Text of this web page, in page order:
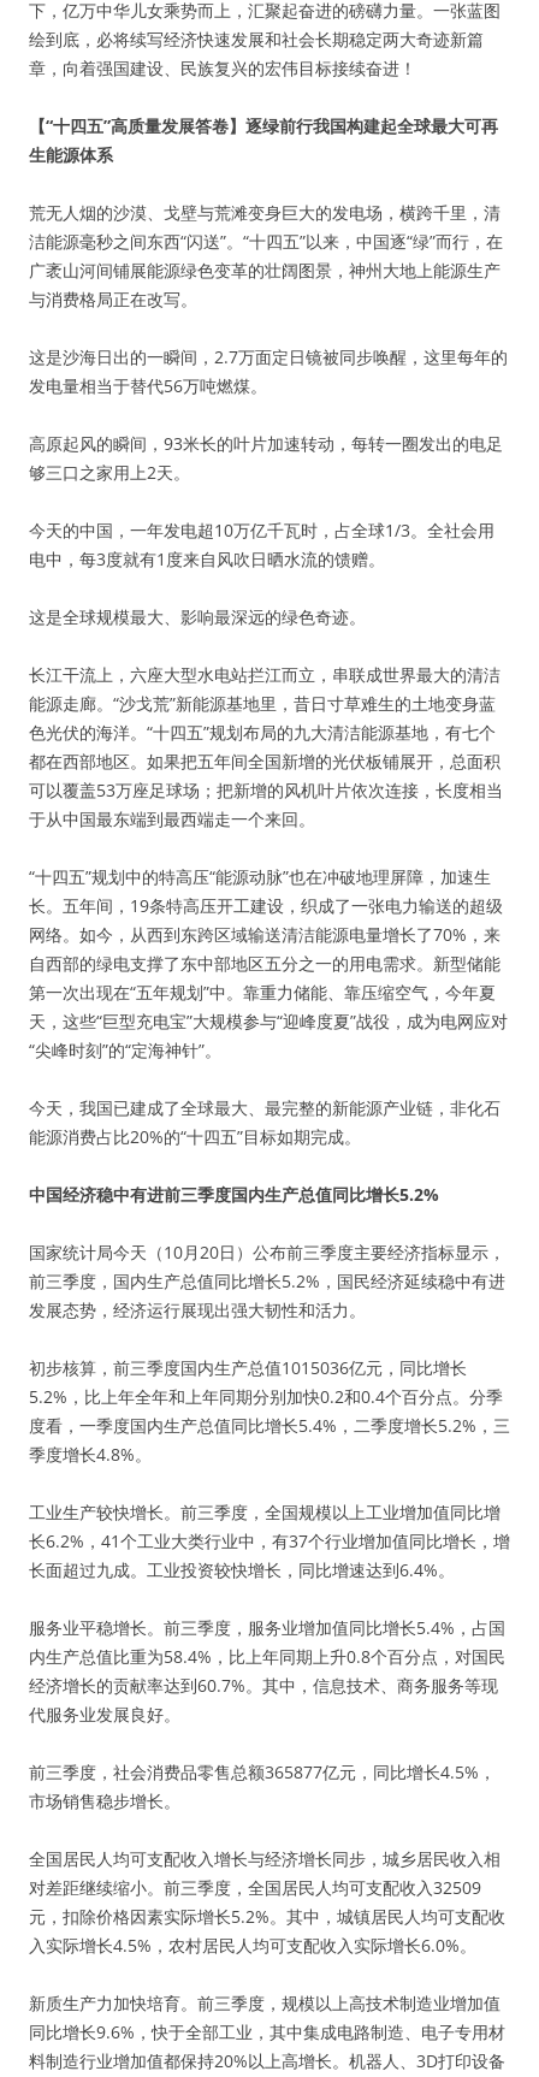
下，亿万中华儿女乘势而上，汇聚起奋进的磅礴力量。一张蓝图
绘到底，必将续写经济快速发展和社会长期稳定两大奇迹新篇
章，向着强国建设、民族复兴的宏伟目标接续奋进！
【“十四五”高质量发展答卷】逐绿前行我国构建起全球最大可再
生能源体系
荒无人烟的沙漠、戈壁与荒滩变身巨大的发电场，横跨千里，清
洁能源毫秒之间东西“闪送”。“十四五”以来，中国逐“绿”而行，在
广袤山河间铺展能源绿色变革的壮阔图景，神州大地上能源生产
与消费格局正在改写。
这是沙海日出的一瞬间，2.7万面定日镜被同步唤醒，这里每年的
发电量相当于替代56万吨燃煤。
高原起风的瞬间，93米长的叶片加速转动，每转一圈发出的电足
够三口之家用上2天。
今天的中国，一年发电超10万亿千瓦时，占全球1/3。全社会用
电中，每3度就有1度来自风吹日晒水流的馈赠。
这是全球规模最大、影响最深远的绿色奇迹。
长江干流上，六座大型水电站拦江而立，串联成世界最大的清洁
能源走廊。“沙戈荒”新能源基地里，昔日寸草难生的土地变身蓝
色光伏的海洋。“十四五”规划布局的九大清洁能源基地，有七个
都在西部地区。如果把五年间全国新增的光伏板铺展开，总面积
可以覆盖53万座足球场；把新增的风机叶片依次连接，长度相当
于从中国最东端到最西端走一个来回。
“十四五”规划中的特高压“能源动脉”也在冲破地理屏障，加速生
长。五年间，19条特高压开工建设，织成了一张电力输送的超级
网络。如今，从西到东跨区域输送清洁能源电量增长了70%，来
自西部的绿电支撑了东中部地区五分之一的用电需求。新型储能
第一次出现在“五年规划”中。靠重力储能、靠压缩空气，今年夏
天，这些“巨型充电宝”大规模参与“迎峰度夏”战役，成为电网应对
“尖峰时刻”的“定海神针”。
今天，我国已建成了全球最大、最完整的新能源产业链，非化石
能源消费占比20%的“十四五”目标如期完成。
中国经济稳中有进前三季度国内生产总值同比增长5.2%
国家统计局今天（10月20日）公布前三季度主要经济指标显示，
前三季度，国内生产总值同比增长5.2%，国民经济延续稳中有进
发展态势，经济运行展现出强大韧性和活力。
初步核算，前三季度国内生产总值1015036亿元，同比增长
5.2%，比上年全年和上年同期分别加快0.2和0.4个百分点。分季
度看，一季度国内生产总值同比增长5.4%，二季度增长5.2%，三
季度增长4.8%。
工业生产较快增长。前三季度，全国规模以上工业增加值同比增
长6.2%，41个工业大类行业中，有37个行业增加值同比增长，增
长面超过九成。工业投资较快增长，同比增速达到6.4%。
服务业平稳增长。前三季度，服务业增加值同比增长5.4%，占国
内生产总值比重为58.4%，比上年同期上升0.8个百分点，对国民
经济增长的贡献率达到60.7%。其中，信息技术、商务服务等现
代服务业发展良好。
前三季度，社会消费品零售总额365877亿元，同比增长4.5%，
市场销售稳步增长。
全国居民人均可支配收入增长与经济增长同步，城乡居民收入相
对差距继续缩小。前三季度，全国居民人均可支配收入32509
元，扣除价格因素实际增长5.2%。其中，城镇居民人均可支配收
入实际增长4.5%，农村居民人均可支配收入实际增长6.0%。
新质生产力加快培育。前三季度，规模以上高技术制造业增加值
同比增长9.6%，快于全部工业，其中集成电路制造、电子专用材
料制造行业增加值都保持20%以上高增长。机器人、3D打印设备